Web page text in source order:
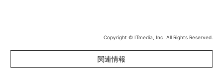
Copyright © ITmedia, Inc. All Rights Reserved.
関連情報